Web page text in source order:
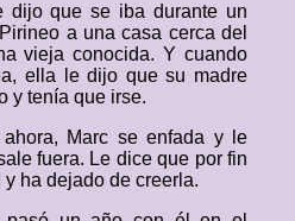
dijo que se iba durante un
a una casa cerca del
vieja conocida. Y cuando
ella le dijo que su madre
y tenía que irse.
Marc se enfada y le
fuera. Le dice que por fin
ha dejado de creerla.